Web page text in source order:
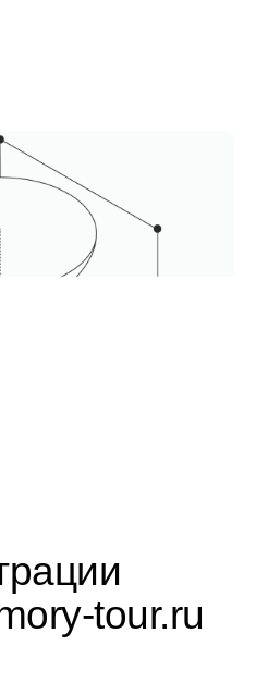
tour.ru